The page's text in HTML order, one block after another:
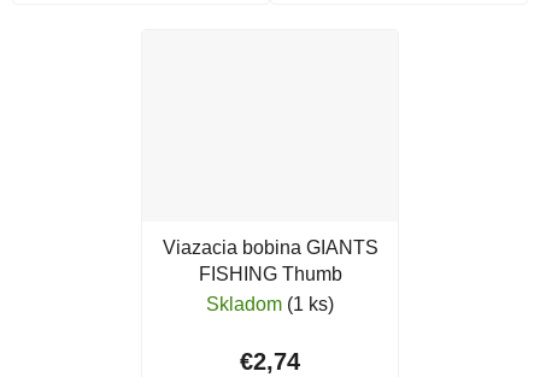
Viazacia bobina GIANTS
FISHING Thumb
Skladom (1 ks)
€2,74